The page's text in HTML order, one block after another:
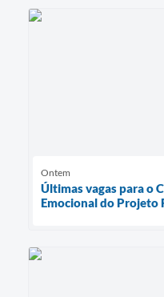
Ontem
Últimas vagas para o
Emocional do Projeto